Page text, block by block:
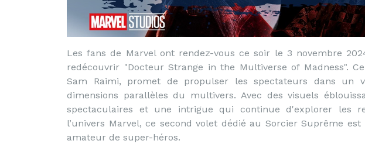
Les fans de Marvel ont rendez-vous ce soir le 3 novembre
redécouvrir "Docteur Strange in the Multiverse of Madness".
Sam Raimi, promet de propulser les spectateurs dans un
dimensions parallèles du multivers. Avec des visuels
spectaculaires et une intrigue qui continue d'explorer les
l’univers Marvel, ce second volet dédié au Sorcier Suprême
amateur de super-héros.